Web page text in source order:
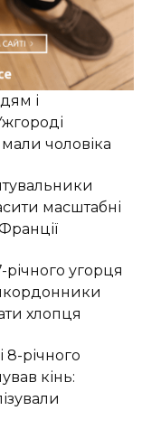
і
чоловіка
масштабні
річного угорця
хлопця
8-річного
кінь: